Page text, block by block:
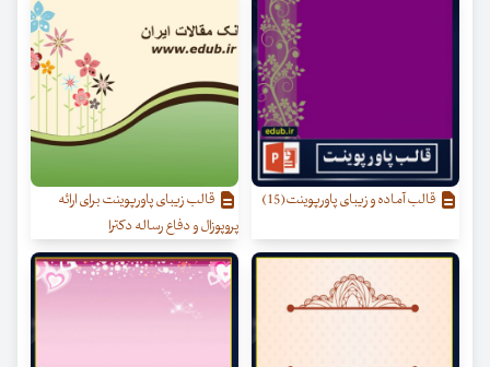
قالب آماده و زیبای پاورپوینت(15)
قالب زیبای پاورپوینت برای ارائه
پروپوزال و دفاع رساله دکترا